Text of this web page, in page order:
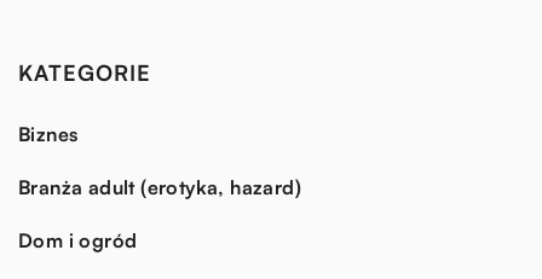
KATEGORIE
Biznes
Branża adult (erotyka, hazard)
Dom i ogród